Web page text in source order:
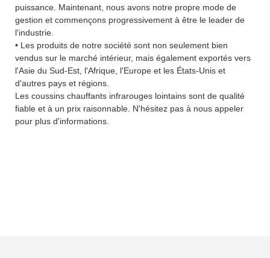
puissance. Maintenant, nous avons notre propre mode de
gestion et commençons progressivement à être le leader de
l'industrie.
• Les produits de notre société sont non seulement bien
vendus sur le marché intérieur, mais également exportés vers
l'Asie du Sud-Est, l'Afrique, l'Europe et les États-Unis et
d'autres pays et régions.
Les coussins chauffants infrarouges lointains sont de qualité
fiable et à un prix raisonnable. N'hésitez pas à nous appeler
pour plus d'informations.